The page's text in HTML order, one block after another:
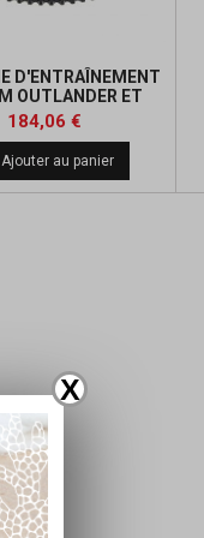
X
D'ENTRAÎNEMENT
OUTLANDER ET
RENEGADE
Prix
184,06 €
Ajouter au panier